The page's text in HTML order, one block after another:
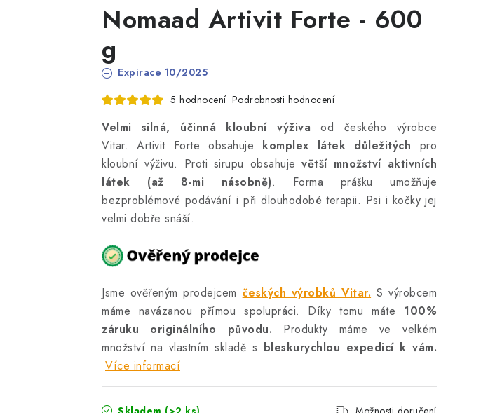
Nomaad Artivit Forte - 600
g
Expirace 10/2025
5 hodnocení Podrobnosti hodnocení
Velmi silná, účinná kloubní výživa od českého výrobce
Vitar. Artivit Forte obsahuje komplex látek důležitých pro
kloubní výživu. Proti sirupu obsahuje větší množství aktivních
látek (až 8-mi násobně). Forma prášku umožňuje
bezproblémové podávání i při dlouhodobé terapii. Psi i kočky jej
velmi dobře snáší.
Jsme ověřeným prodejcem českých výrobků Vitar. S výrobcem
máme navázanou přímou spolupráci. Díky tomu máte 100%
záruku originálního původu. Produkty máme ve velkém
množství na vlastním skladě s bleskurychlou expedicí k vám.
Více informací